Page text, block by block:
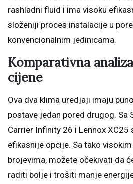
rashladni fluid i ima visoku
složeniji proces instalacije u
konvencionalnim jedinicama.
Komparativna
cijene
Ova dva klima uredjaji imaju
postave jedan pored drugog. Sa
Carrier Infinity 26 i Lennox XC25
efikasnije opcije. Sa tako
brojevima, možete očekivati da
raditi bolje i trošiti manje